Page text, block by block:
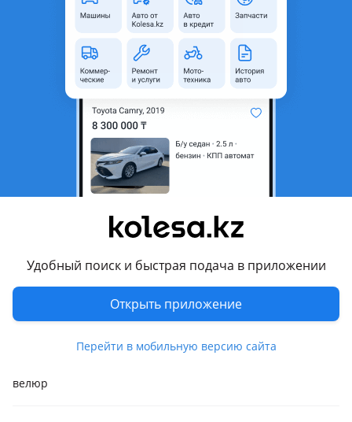
Удобный поиск и быстрая подача в приложении
Открыть приложение
Перейти в мобильную версию сайта
Объявление находится в архиве и может быть
Актау, Мангистауская
2014 - 2018 XV50 рестайлинг
Седан
Объем двигателя, л
238 132 км
Автомат
Привод
Передний привод
Руль
Слева
Цвет
черный
Растаможен в Казахстане
велюр